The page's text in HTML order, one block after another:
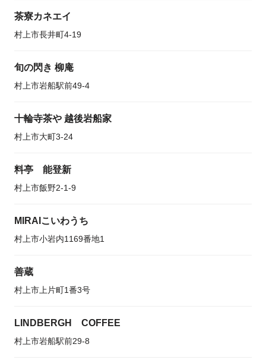
茶寮カネエイ
村上市長井町4-19
旬の閃き 柳庵
村上市岩船駅前49-4
十輪寺茶や 越後岩船家
村上市大町3-24
料亭 能登新
村上市飯野2-1-9
MIRAIこいわうち
村上市小岩内1169番地1
善蔵
村上市上片町1番3号
LINDBERGH COFFEE
村上市岩船駅前29-8